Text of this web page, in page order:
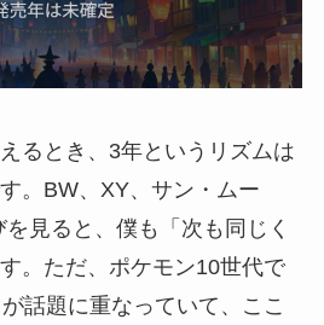
るとき、3年というリズムは
。BW、XY、サン・ムー
見ると、僕も「次も同じく
。ただ、ポケモン10世代で
話題に重なっていて、ここ